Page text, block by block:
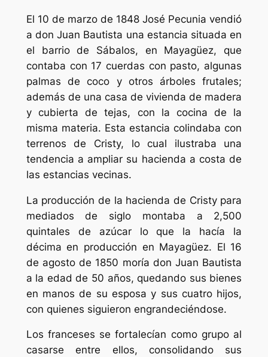
El 10 de marzo de 1848 José Pecunia vendió
a don Juan Bautista una estancia situada en
el barrio de Sábalos, en Mayagüez, que
contaba con 17 cuerdas con pasto, algunas
palmas de coco y otros árboles frutales;
además de una casa de vivienda de madera
y cubierta de tejas, con la cocina de la
misma materia. Esta estancia colindaba con
terrenos de Cristy, lo cual ilustraba una
tendencia a ampliar su hacienda a costa de
las estancias vecinas.
La producción de la hacienda de Cristy para
mediados de siglo montaba a 2,500
quintales de azúcar lo que la hacía la
décima en producción en Mayagüez. El 16
de agosto de 1850 moría don Juan Bautista
a la edad de 50 años, quedando sus bienes
en manos de su esposa y sus cuatro hijos,
con quienes siguieron engrandeciéndose.
Los franceses se fortalecían como grupo al
casarse entre ellos, consolidando sus